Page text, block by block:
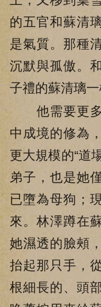
的五官和蘇清
是氣質。那種
沉默與孤傲。
子禮的蘇清璃一
他需要更多
中成境的修為
更大規模的“道
弟子，也是她
已墮為母狗；
來。林澤蹲在
她濕透的臉頰
抬起那只手，
根細長的、頭